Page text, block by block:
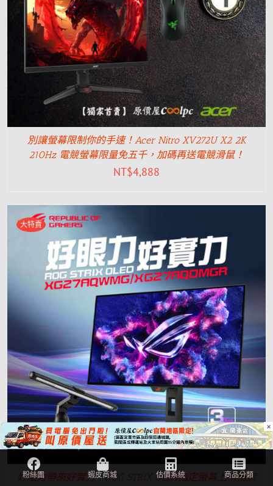
別讓螢幕限制你的手速！Acer Nitro XV272U X2 2K
210Hz 電競螢幕限量免五千，加碼再送電競滑鼠！
NT$4,888
大特賣
好眼力帶來好實力！ROG STRIX OLED指定螢幕上市獨家
×